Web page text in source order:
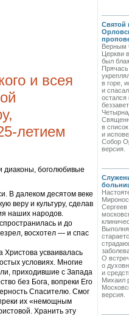
и всея
летием
диаконы, боголюбивые
В далеком десятом веке
веру и культуру, сделав
наших народов.
и до
восхотел — и спас
усваивалась
условиях. Многие
приходившие с Запада
без Бога, вопреки Его
Спасителю. Смог
их «немощным
Хранить эту
Святой
Верным
Церкви
был
в горе,
и
в
и
Собор
версия.
Сергеев
О
о
и
Михаил
версия.